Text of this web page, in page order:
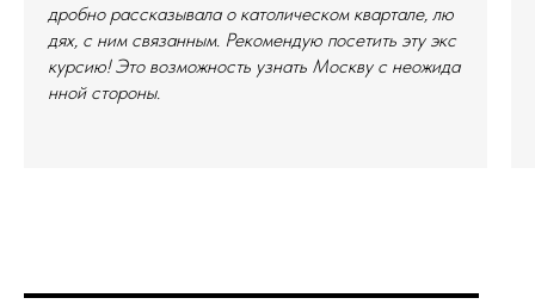
дробно рассказывала о католическом квартале, лю
дях, с ним связанным. Рекомендую посетить эту экс
курсию! Это возможность узнать Москву с неожида
нной стороны.